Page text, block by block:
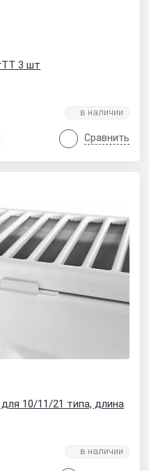
3 шт
Сравнить
10/11/21 типа, длина